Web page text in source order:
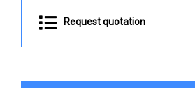
Request quotation